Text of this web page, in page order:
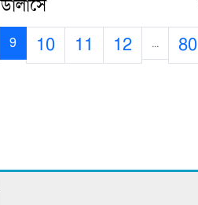
ডালাসে
9 10 11 12 ... 80